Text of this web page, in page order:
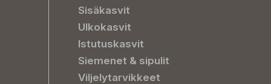
Sisäkasvit
Ulkokasvit
Istutuskasvit
Siemenet & sipulit
Viljelytarvikkeet